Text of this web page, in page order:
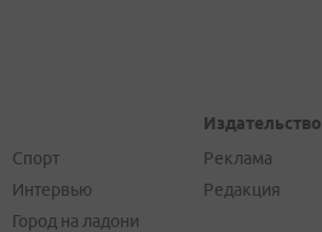
Спорт
Интервью
Город на ладони
Издательство
Реклама
Редакция